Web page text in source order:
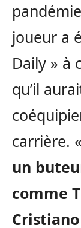
joueur a
Daily » à
qu’il
carrière. «
un
comme